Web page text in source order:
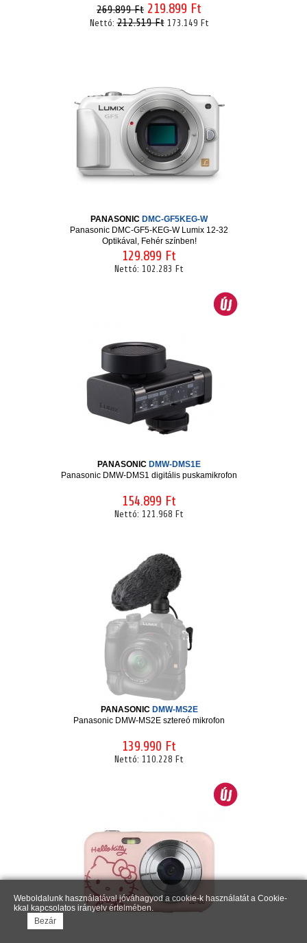
269.899 Ft 219.899 Ft
Nettó:212.519 Ft 173.149 Ft
PANASONIC DMC-GF5KEG-W
Panasonic DMC-GF5-KEG-W Lumix 12-32
Optikával, Fehér színben!
129.899 Ft
Nettó: 102.283 Ft
PANASONIC DMW-DMS1E
Panasonic DMW-DMS1 digitális puskamikrofon
154.899 Ft
Nettó: 121.968 Ft
PANASONIC DMW-MS2E
Panasonic DMW-MS2E sztereó mikrofon
139.990 Ft
Nettó: 110.228 Ft
Weboldalunk használatával jóváhagyod a cookie-k használatát a Cookie-
kkal kapcsolatos irányelv értelmében.
Bezár